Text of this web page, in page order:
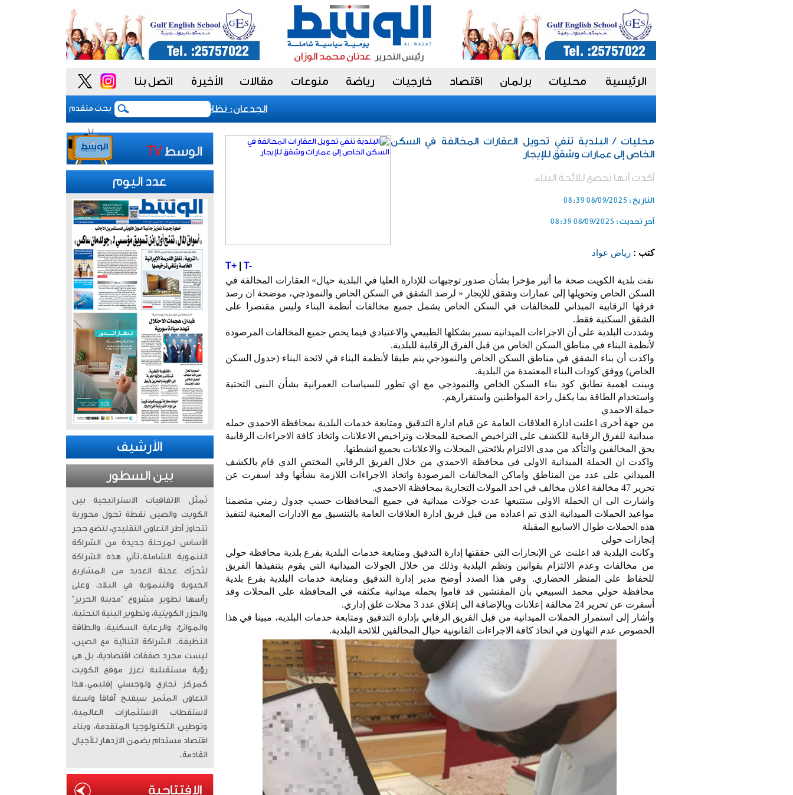
الرئيسية محليات برلمان اقتصاد خارجيات رياضة منوعات مقالات الأخيرة اتصل بنا
بحث متقدم
الجدعان: نظام المشتريات يمنح الحكومة السعودية أدوات أكثر
محليات / البلدية تنفي تحويل العقارات المخالفة في السكن
الخاص إلى عمارات وشقق للإيجار
أكدت أنها تخضع للائحة البناء
التاريخ : 08/09/2025 08:39
آخر تحديث : 08/09/2025 08:39
كتب :رياض عواد
T+| T-
نفت بلدية الكويت صحة ما أثير مؤخرا بشأن صدور توجيهات للإدارة العليا في البلدية حيال» العقارات المخالفة في
السكن الخاص وتحويلها إلى عمارات وشقق للإيجار « لرصد الشقق في السكن الخاص والنموذجي، موضحة ان رصد
فرقها الرقابية الميداني للمخالفات في السكن الخاص يشمل جميع مخالفات أنظمة البناء وليس مقتصرا على
الشقق السكنية فقط.
وشددت البلدية على أن الاجراءات الميدانية تسير بشكلها الطبيعي والاعتيادي فيما يخص جميع المخالفات المرصودة
لأنظمة البناء في مناطق السكن الخاص من قبل الفرق الرقابية للبلدية.
واكدت أن بناء الشقق في مناطق السكن الخاص والنموذجي يتم طبقا لأنظمة البناء في لائحة البناء (جدول السكن
الخاص) ووفق كودات البناء المعتمدة من البلدية.
وبينت اهمية تطابق كود بناء السكن الخاص والنموذجي مع اي تطور للسياسات العمرانية بشأن البنى التحتية
واستخدام الطاقة بما يكفل راحة المواطنين واستقرارهم.
حملة الاحمدي
من جهة أخرى اعلنت ادارة العلاقات العامة عن قيام ادارة التدقيق ومتابعة خدمات البلدية بمحافظة الاحمدي حمله
ميدانية للفرق الرقابية للكشف على التراخيص الصحية للمحلات وتراخيص الاعلانات واتخاذ كافة الاجراءات الرقابية
بحق المخالفين والتأكد من مدى الالتزام بلائحتي المحلات والاعلانات بجميع انشطتها.
واكدت ان الحملة الميدانية الاولى في محافظة الاحمدي من خلال الفريق الرقابي المختص الذي قام بالكشف
الميداني على عدد من المناطق واماكن المخالفات المرصودة واتخاذ الاجراءات اللازمة بشأنها وقد اسفرت عن
تحرير 47 مخالفة اعلان مخالف في احد المولات التجارية بمحافظة الاحمدي.
واشارت الى ان الحملة الاولى ستتبعها عدت جولات ميدانية في جميع المحافظات حسب جدول زمني متضمنا
مواعيد الحملات الميدانية الذي تم اعداده من قبل فريق ادارة العلاقات العامة بالتنسيق مع الادارات المعنية لتنفيذ
هذه الحملات طوال الاسابيع المقبلة
إنجازات حولي
وكانت البلدية قد اعلنت عن الإنجازات التي حققتها إدارة التدقيق ومتابعة خدمات البلدية بفرع بلدية محافظة حولي
من مخالفات وعدم الالتزام بقوانين ونظم البلدية وذلك من خلال الجولات الميدانية التي يقوم بتنفيذها الفريق
للحفاظ على المنظر الحضاري. وفي هذا الصدد أوضح مدير إدارة التدقيق ومتابعة خدمات البلدية بفرع بلدية
محافظة حولي محمد السبيعي بأن المفتشين قد قاموا بحمله ميدانية مكثفه في المحافظة على المحلات وقد
أسفرت عن تحرير 24 مخالفة إعلانات وبالإضافة الى إغلاق عدد 3 محلات غلق إداري.
وأشار إلى استمرار الحملات الميدانية من قبل الفريق الرقابي بإدارة التدقيق ومتابعة خدمات البلدية، مبينا في هذا
الخصوص عدم التهاون في اتخاذ كافة الاجراءات القانونية حيال المخالفين للائحة البلدية.
عدد اليوم
الأرشيف
بين السطور
تُمثّل الاتفاقيات الاستراتيجية بين
الكويت والصين نقطة تحول محورية
تتجاوز أطر التعاون التقليدي، لتضع حجر
الأساس لمرحلة جديدة من الشراكة
التنموية الشاملة. ​تأتي هذه الشراكة
لتُحرّك عجلة العديد من المشاريع
الحيوية والتنموية في البلاد، وعلى
رأسها تطوير مشروع “مدينة الحرير”
والجزر الكويتية، وتطوير البنية التحتية،
والموانئ، والرعاية السكنية، والطاقة
النظيفة. الشراكة الثنائية مع الصين،
ليست مجرد صفقات اقتصادية، بل هي
رؤية مستقبلية تعزز موقع الكويت
كمركز تجاري ولوجستي إقليمي. ​هذا
التعاون المثمر سيفتح آفاقاً واسعة
لاستقطاب الاستثمارات العالمية،
وتوطين التكنولوجيا المتقدمة، وبناء
اقتصاد مستدام يضمن الازدهار للأجيال
القادمة.